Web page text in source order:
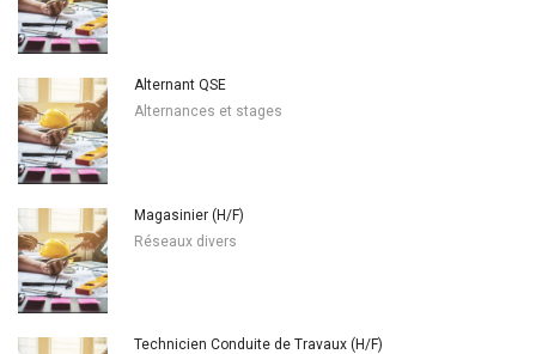
Alternant QSE
Alternances et stages
Magasinier (H/F)
Réseaux divers
Technicien Conduite de Travaux (H/F)